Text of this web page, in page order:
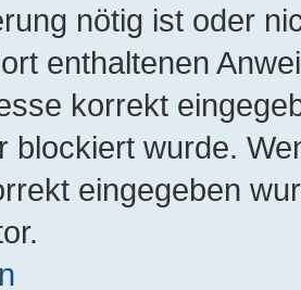
nötig ist oder
enthaltenen
korrekt
blockiert wurde.
eingegeben